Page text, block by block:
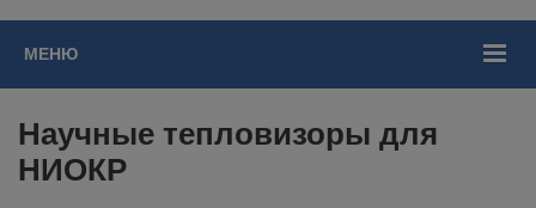
МЕНЮ
Научные тепловизоры для
НИОКР